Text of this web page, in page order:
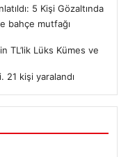
5 Kişi Gözaltında
bahçe mutfağı
TL’lik Lüks Kümes ve
21 kişi yaralandı